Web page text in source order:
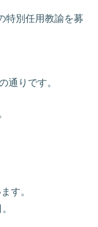
特別任用教諭を募
りです。
す。